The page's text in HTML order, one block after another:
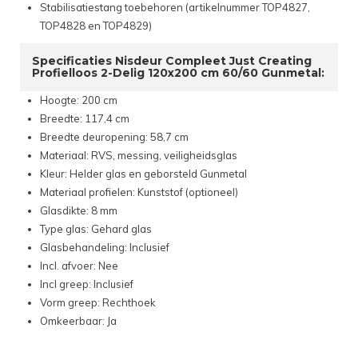
Stabilisatiestang toebehoren (artikelnummer TOP4827,
TOP4828 en TOP4829)
Specificaties Nisdeur Compleet Just Creating
Profielloos 2-Delig 120x200 cm 60/60 Gunmetal:
Hoogte: 200 cm
Breedte: 117,4 cm
Breedte deuropening: 58,7 cm
Materiaal: RVS, messing, veiligheidsglas
Kleur: Helder glas en geborsteld Gunmetal
Materiaal profielen: Kunststof (optioneel)
Glasdikte: 8 mm
Type glas: Gehard glas
Glasbehandeling: Inclusief
Incl. afvoer: Nee
Incl greep: Inclusief
Vorm greep: Rechthoek
Omkeerbaar: Ja